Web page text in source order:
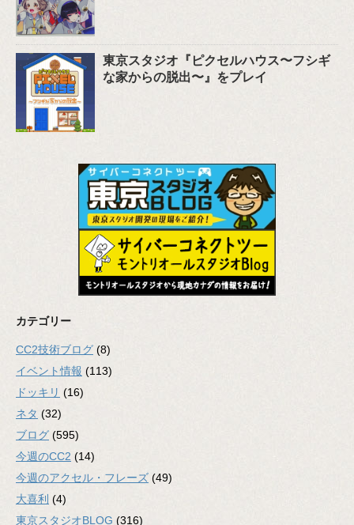
東京スタジオ『ピクセルハウス〜フシギ
な家からの脱出〜』をプレイ
カテゴリー
CC2技術ブログ (8)
イベント情報 (113)
ドッキリ (16)
ネタ (32)
ブログ (595)
今週のCC2 (14)
今週のアクセル・フレーズ (49)
大喜利 (4)
東京スタジオBLOG (316)